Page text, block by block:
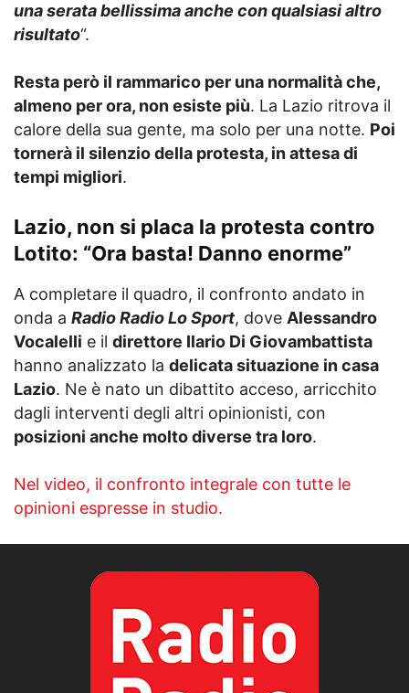
una serata bellissima anche con qualsiasi altro
risultato“.
Resta però il rammarico per una normalità che,
almeno per ora, non esiste più. La Lazio ritrova il
calore della sua gente, ma solo per una notte. Poi
tornerà il silenzio della protesta, in attesa di
tempi migliori.
Lazio, non si placa la protesta contro
Lotito: “Ora basta! Danno enorme”
A completare il quadro, il confronto andato in
onda a Radio Radio Lo Sport, dove Alessandro
Vocalelli e il direttore Ilario Di Giovambattista
hanno analizzato la delicata situazione in casa
Lazio. Ne è nato un dibattito acceso, arricchito
dagli interventi degli altri opinionisti, con
posizioni anche molto diverse tra loro.
Nel video, il confronto integrale con tutte le
opinioni espresse in studio.